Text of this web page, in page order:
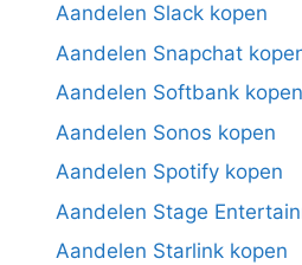
Aandelen Slack kopen
Aandelen Snapchat
Aandelen Softbank kopen
Aandelen Sonos kopen
Aandelen Spotify kopen
Aandelen Stage
Aandelen Starlink kopen